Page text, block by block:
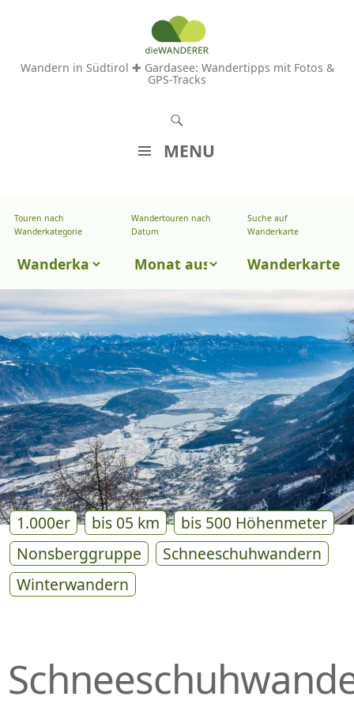
Wandern in Südtirol ✚ Gardasee: Wandertipps mit Fotos &
GPS-Tracks
MENU
M
L
T
S
P
R
I
N
G
E
N
Touren nach
Wanderkategorie
Touren
Wanderkategorie
Wandertouren nach
Datum
Wandertouren
Datum
Suche auf
Wanderkarte
Wanderkarte
1.000er bis 05 km
bis 500 Höhenmeter
Nonsberggruppe
Schneeschuhwandern
Winterwandern